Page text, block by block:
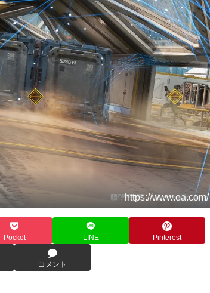
https://www.ea.com/
Pocket LINE Pinterest
コメント